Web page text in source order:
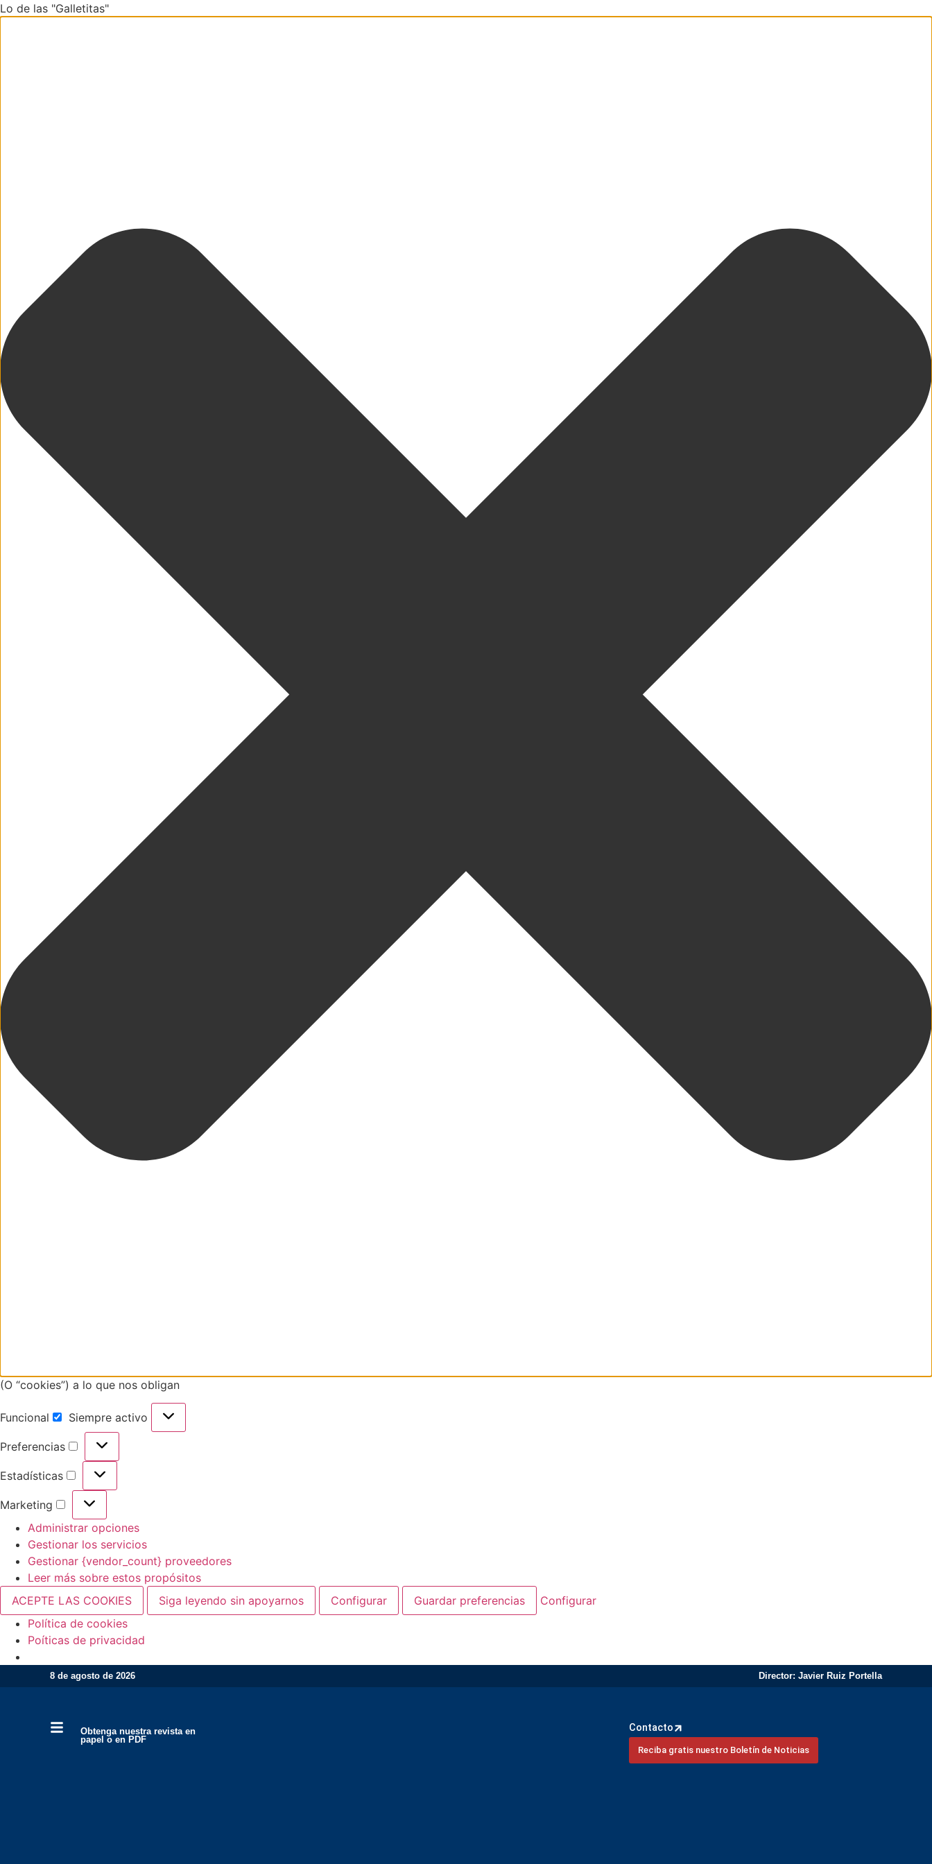
Lo de las "Galletitas"
(O “cookies”) a lo que nos obligan
Funcional Siempre activo
Preferencias
Estadísticas
Marketing
Administrar opciones
Gestionar los servicios
Gestionar {vendor_count} proveedores
Leer más sobre estos propósitos
ACEPTE LAS COOKIES
Siga leyendo sin apoyarnos Configurar Guardar preferencias
Configurar
Política de cookies
Poíticas de privacidad
8 de agosto de 2026 Director: Javier Ruiz Portella
Obtenga nuestra revista en
papel o en PDF
Contacto
Reciba gratis nuestro Boletín de Noticias